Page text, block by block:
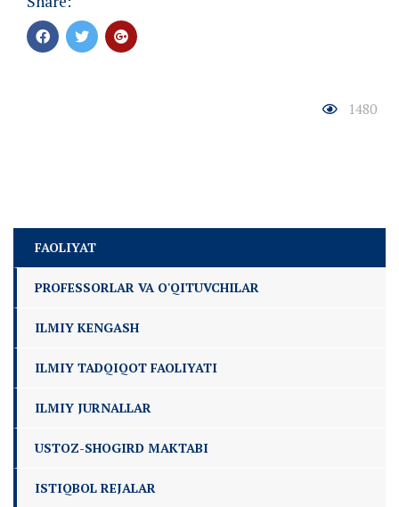
1480
FAOLIYAT
PROFESSORLAR VA O'QITUVCHILAR
ILMIY KENGASH
ILMIY TADQIQOT FAOLIYATI
ILMIY JURNALLAR
USTOZ-SHOGIRD MAKTABI
ISTIQBOL REJALAR